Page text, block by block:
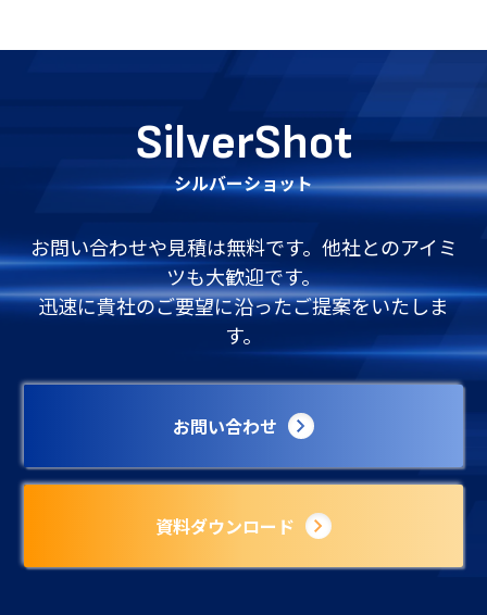
SilverShot
シルバーショット
お問い合わせや見積は無料です。他社とのアイミ
ツも大歓迎です。
迅速に貴社のご要望に沿ったご提案をいたしま
す。
お問い合わせ
資料ダウンロード